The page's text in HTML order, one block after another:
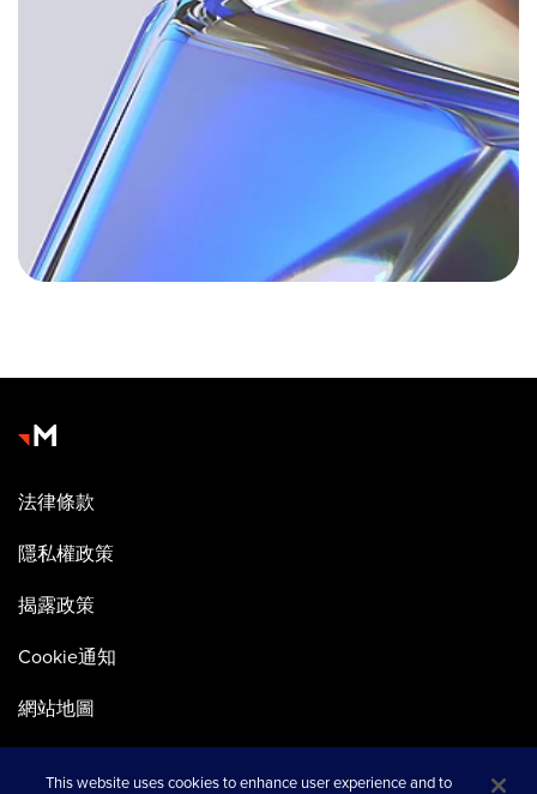
法律條款
隱私權政策
揭露政策
Cookie通知
網站地圖
This website uses cookies to enhance user experience and to